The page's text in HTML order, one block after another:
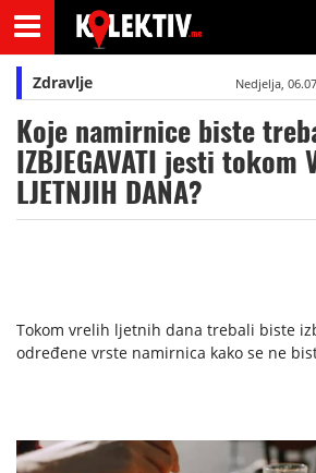
Zdravlje Nedjelja,
Koje namirnice biste
IZBJEGAVATI jesti tokom
LJETNJIH DANA?
Tokom vrelih ljetnih dana trebali biste
određene vrste namirnica kako se ne